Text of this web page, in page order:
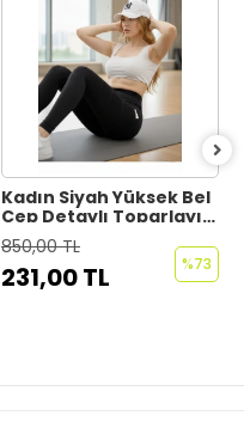
Kadın Siyah Yüksek Bel
Cep Detaylı Toparlayıcı
Dalgıç Tayt – Spor ve
Günlük Kullanım
850,00 TL
231,00 TL %73